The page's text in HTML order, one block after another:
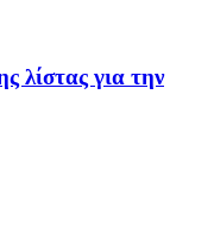
λίστας για την